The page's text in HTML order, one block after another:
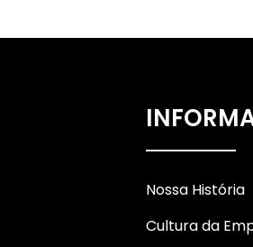
geral A...
com
íris...
Nossa História
Cultura da